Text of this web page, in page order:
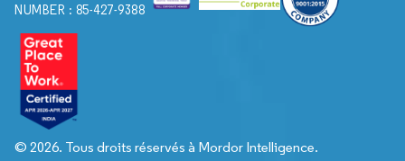
NUMBER : 85-427-9388
© 2026. Tous droits réservés à Mordor Intelligence.